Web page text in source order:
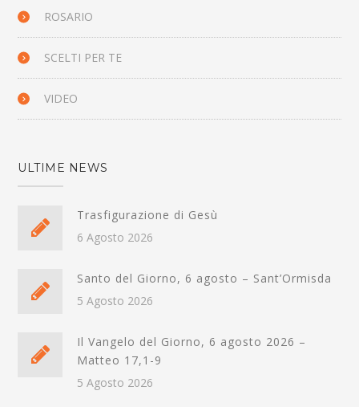
ROSARIO
SCELTI PER TE
VIDEO
ULTIME NEWS
Trasfigurazione di Gesù
6 Agosto 2026
Santo del Giorno, 6 agosto – Sant’Ormisda
5 Agosto 2026
Il Vangelo del Giorno, 6 agosto 2026 –
Matteo 17,1-9
5 Agosto 2026